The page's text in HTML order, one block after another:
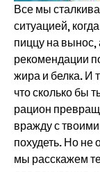
Все мы
ситуацией,
пиццу на
рекомендации
жира и белка. И
что сколько бы
рацион
вражду с
похудеть. Но не
мы расскажем